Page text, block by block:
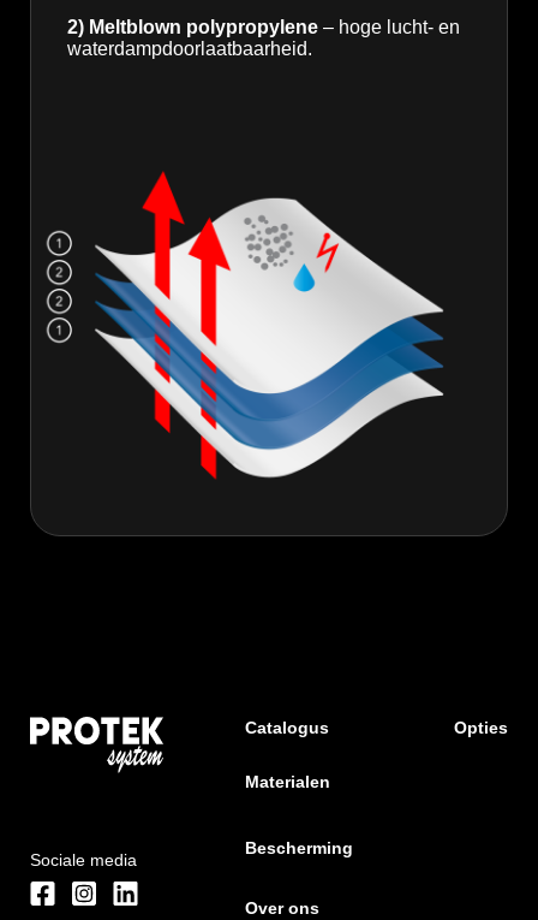
2) Meltblown polypropylene – hoge lucht- en
waterdampdoorlaatbaarheid.
Sociale media
Catalogus Opties
Materialen
Bescherming
Over ons